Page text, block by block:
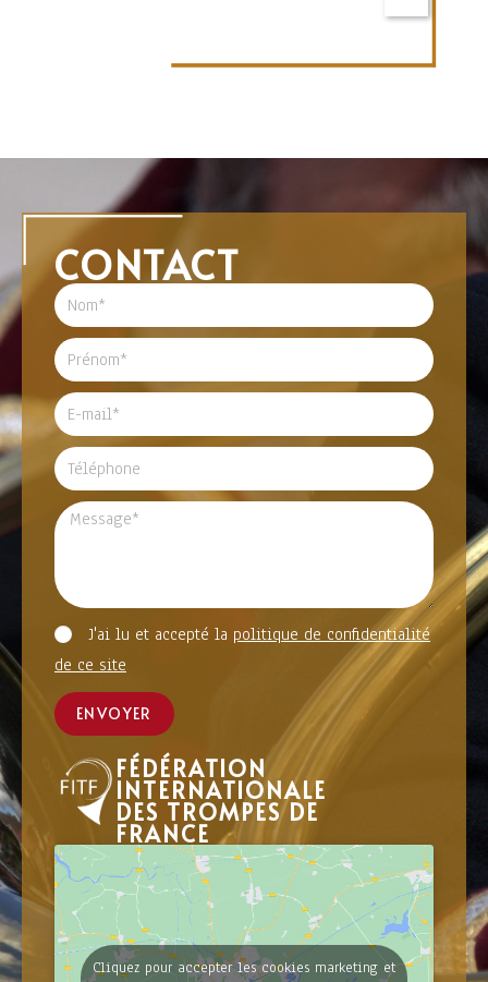
CONTACT
J'ai lu et accepté la politique de confidentialité
de ce site
ENVOYER
FÉDÉRATION
INTERNATIONALE
DES TROMPES DE
FRANCE
Cliquez pour accepter les cookies marketing et